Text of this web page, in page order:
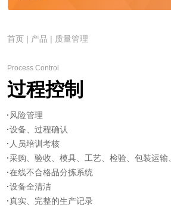
首页 | 产品 | 质量管理
Process Control
过程控制
风险管理
设备、过程确认
人员培训考核
采购、验收、模具、工艺、检验、包装运输
在线不合格品分拣系统
设备全清洁
真实、完整的生产记录